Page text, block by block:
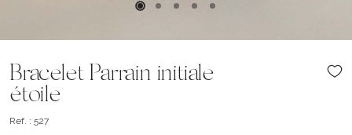
Bracelet Parrain initiale
étoile
Ref. : 527